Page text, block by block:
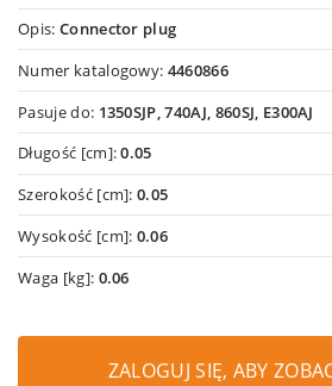
Opis: Connector plug
Numer katalogowy: 4460866
Pasuje do: 1350SJP, 740AJ, 860SJ, E300AJ
Długość [cm]:0.05
Szerokość [cm]:0.05
Wysokość [cm]: 0.06
Waga [kg]: 0.06
ZALOGUJ SIĘ, ABY